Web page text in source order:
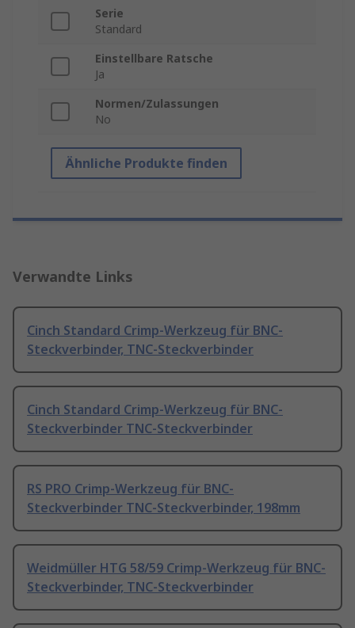
Serie
Standard
Einstellbare Ratsche
Ja
Normen/Zulassungen
No
Ähnliche Produkte finden
Verwandte Links
Cinch Standard Crimp-Werkzeug für BNC-
Steckverbinder, TNC-Steckverbinder
Cinch Standard Crimp-Werkzeug für BNC-
Steckverbinder TNC-Steckverbinder
RS PRO Crimp-Werkzeug für BNC-
Steckverbinder TNC-Steckverbinder, 198mm
Weidmüller HTG 58/59 Crimp-Werkzeug für BNC-
Steckverbinder, TNC-Steckverbinder